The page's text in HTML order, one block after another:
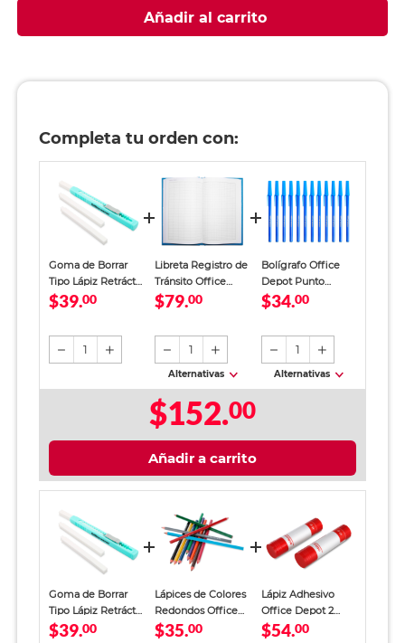
Añadir al carrito
Completa tu orden con:
Goma de Borrar
Tipo Lápiz Retráctil
Office Depot Azul
$39.00
1
Libreta Registro de
Tránsito Office
Depot Azul
$79.00
1
Alternativas
Bolígrafo Office
Depot Punto
Mediano Tinta Azul
$34.00
1
Alternativas
$152.00
Añadir a carrito
Goma de Borrar
Tipo Lápiz Retráctil
Office Depot Azul
$39.00
Lápices de Colores
Redondos Office
Depot 12 piezas
$35.00
Lápiz Adhesivo
Office Depot 2
piezas 40 gr
$54.00